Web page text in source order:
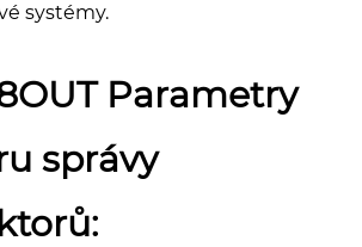
systémy.
Parametry
správy